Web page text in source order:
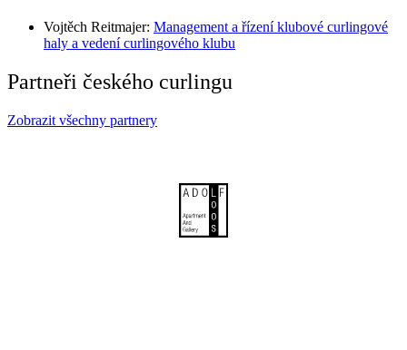
Vojtěch Reitmajer: Management a řízení klubové curlingové
haly a vedení curlingového klubu
Partneři českého curlingu
Zobrazit všechny partnery